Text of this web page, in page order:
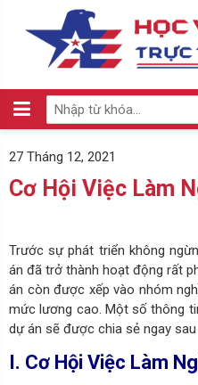
27 Tháng 12, 2021
Cơ Hội Việc Làm
Trước sự phát triển không
án đã trở thành hoạt động rất
án còn được xếp vào nhóm
mức lương cao. Một số thông
dự án sẽ được chia sẻ ngay sau
I. Cơ Hội Việc Làm